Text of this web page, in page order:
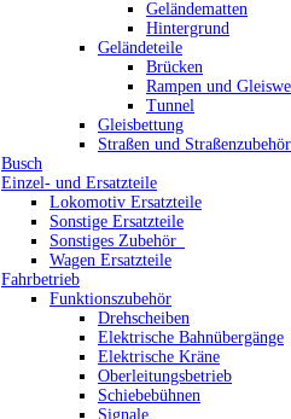
Geländematten
Hintergrund
Geländeteile
Brücken
Rampen und
Tunnel
Gleisbettung
Straßen und Straßenzubehör
Busch
Einzel- und Ersatzteile
Lokomotiv Ersatzteile
Sonstige Ersatzteile
Sonstiges Zubehör_
Wagen Ersatzteile
Fahrbetrieb
Funktionszubehör
Drehscheiben
Elektrische Bahnübergänge
Elektrische Kräne
Oberleitungsbetrieb
Schiebebühnen
Signale